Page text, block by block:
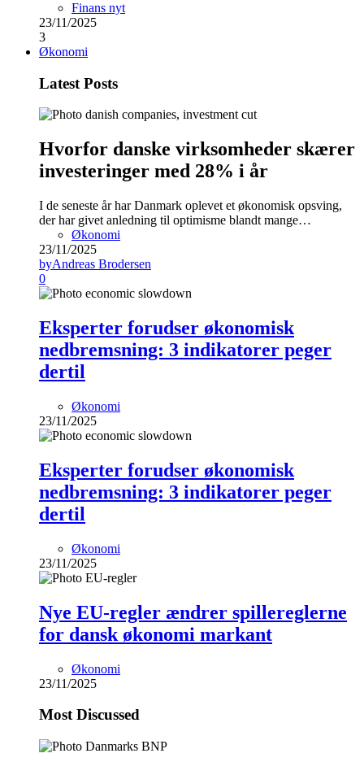
Finans nyt
23/11/2025
3
Økonomi
Latest Posts
Hvorfor danske virksomheder skærer
investeringer med 28% i år
I de seneste år har Danmark oplevet et økonomisk opsving,
der har givet anledning til optimisme blandt mange…
Økonomi
23/11/2025
byAndreas Brodersen
0
Eksperter forudser økonomisk
nedbremsning: 3 indikatorer peger
dertil
Økonomi
23/11/2025
Eksperter forudser økonomisk
nedbremsning: 3 indikatorer peger
dertil
Økonomi
23/11/2025
Nye EU-regler ændrer spillereglerne
for dansk økonomi markant
Økonomi
23/11/2025
Most Discussed